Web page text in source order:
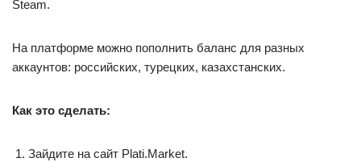
Steam.
На платформе можно пополнить баланс для разных
аккаунтов: российских, турецких, казахстанских.
Как это сделать:
Зайдите на сайт Plati.Market.